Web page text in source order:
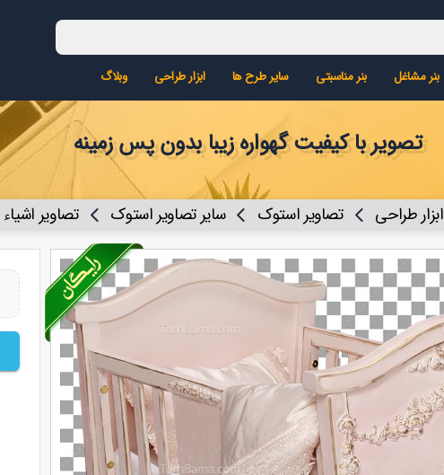
بنر مشاغل بنر مناسبتی سایر طرح ها ابزار طراحی وبلاگ
تصویر با کیفیت گهواره زیبا بدون پس زمینه
ابزار طراحی تصاویر استوک سایر تصاویر استوک تصاویر اشیاء